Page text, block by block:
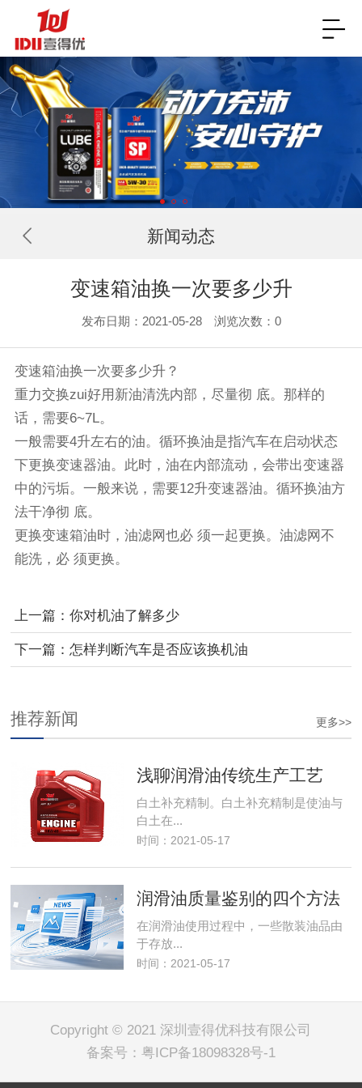
新闻动态
变速箱油换一次要多少升
发布日期：2021-05-28 浏览次数： 0
变速箱油换一次要多少升？
重力交换zui好用新油清洗内部，尽量彻 底。那样的
话，需要6~7L。
一般需要4升左右的油。循环换油是指汽车在启动状态
下更换变速器油。此时，油在内部流动，会带出变速器
中的污垢。一般来说，需要12升变速器油。循环换油方
法干净彻 底。
更换变速箱油时，油滤网也必 须一起更换。油滤网不
能洗，必 须更换。
上一篇： 你对机油了解多少
下一篇： 怎样判断汽车是否应该换机油
更多>>
推荐新闻
浅聊润滑油传统生产工艺
白土补充精制。白土补充精制是使油与
白土在...
时间：2021-05-17
润滑油质量鉴别的四个方法
在润滑油使用过程中，一些散装油品由
于存放...
时间：2021-05-17
Copyright © 2021 深圳壹得优科技有限公司
备案号： 粤ICP备18098328号-1